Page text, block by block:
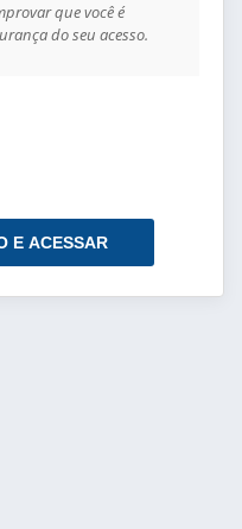
que você é
do seu acesso.
E ACESSAR